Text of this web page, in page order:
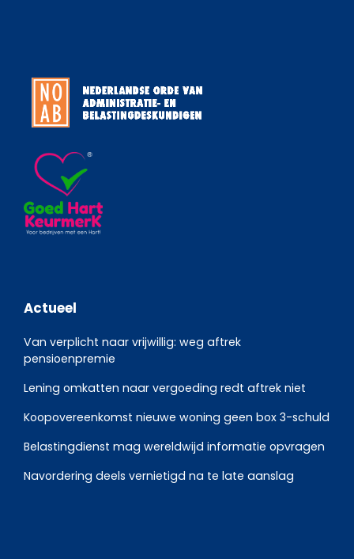
Actueel
Van verplicht naar vrijwillig: weg aftrek
pensioenpremie
Lening omkatten naar vergoeding redt aftrek niet
Koopovereenkomst nieuwe woning geen box 3-schuld
Belastingdienst mag wereldwijd informatie opvragen
Navordering deels vernietigd na te late aanslag